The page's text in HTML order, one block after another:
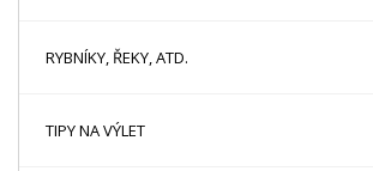
RYBNÍKY, ŘEKY, ATD.
TIPY NA VÝLET